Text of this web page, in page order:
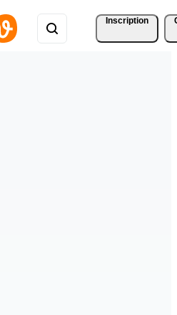
Inscription